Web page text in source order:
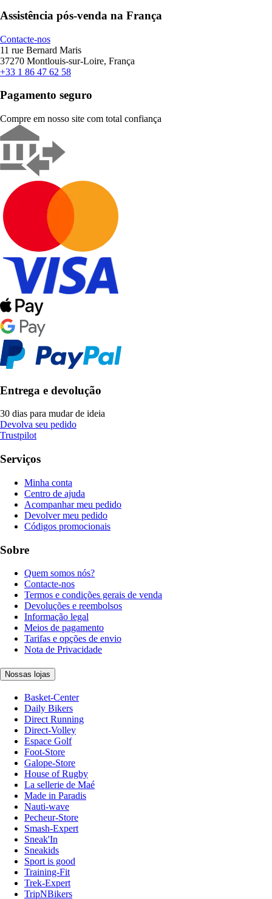
Assistência pós-venda na França
Contacte-nos
11 rue Bernard Maris
37270 Montlouis-sur-Loire, França
+33 1 86 47 62 58
Pagamento seguro
Compre em nosso site com total confiança
Entrega e devolução
30 dias para mudar de ideia
Devolva seu pedido
Trustpilot
Serviços
Minha conta
Centro de ajuda
Acompanhar meu pedido
Devolver meu pedido
Códigos promocionais
Sobre
Quem somos nós?
Contacte-nos
Termos e condições gerais de venda
Devoluções e reembolsos
Informação legal
Meios de pagamento
Tarifas e opções de envio
Nota de Privacidade
Nossas lojas
Basket-Center
Daily Bikers
Direct Running
Direct-Volley
Espace Golf
Foot-Store
Galope-Store
House of Rugby
La sellerie de Maé
Made in Paradis
Nauti-wave
Pecheur-Store
Smash-Expert
Sneak'In
Sneakids
Sport is good
Training-Fit
Trek-Expert
TripNBikers